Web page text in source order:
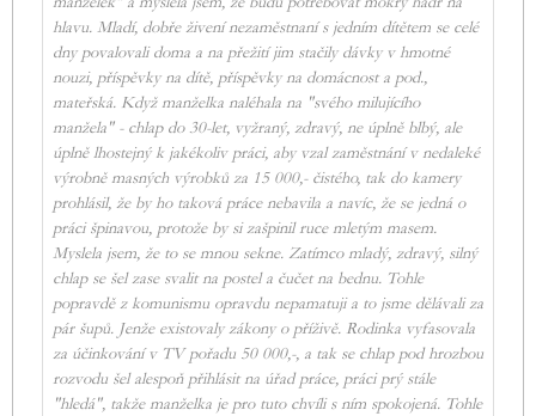
hlavu. Mladí, dobře živení nezaměstnaní s jedním dítětem se celé
dny povalovali doma a na přežití jim stačily dávky v hmotné
nouzi, příspěvky na dítě, příspěvky na domácnost a pod.,
mateřská. Když manželka naléhala na "svého milujícího
manžela" - chlap do 30-let, vyžraný, zdravý, ne úplně blbý, ale
úplně lhostejný k jakékoliv práci, aby vzal zaměstnání v nedaleké
výrobně masných výrobků za 15 000,- čistého, tak do kamery
prohlásil, že by ho taková práce nebavila a navíc, že se jedná o
práci špinavou, protože by si zašpinil ruce mletým masem.
Myslela jsem, že to se mnou sekne. Zatímco mladý, zdravý, silný
chlap se šel zase svalit na postel a čučet na bednu. Tohle
popravdě z komunismu opravdu nepamatuji a to jsme dělávali za
pár šupů. Jenže existovaly zákony o příživě. Rodinka vyfasovala
za účinkování v TV pořadu 50 000,-, a tak se chlap pod hrozbou
rozvodu šel alespoň přihlásit na úřad práce, práci prý stále
"hledá", takže manželka je pro tuto chvíli s ním spokojená. Tohle